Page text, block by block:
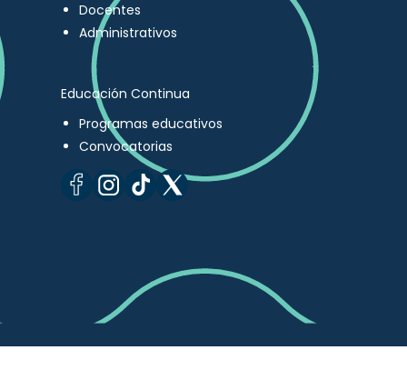
Docentes
Administrativos
Educación Continua
Programas educativos
Convocatorias